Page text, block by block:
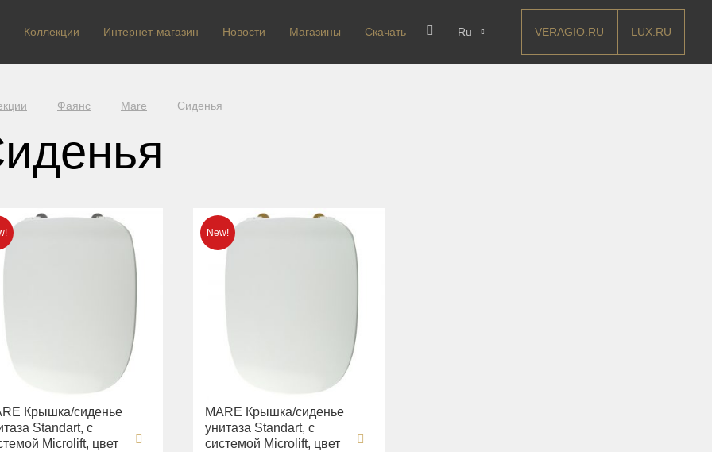
Коллекции Интернет-магазин Новости Магазины Скачать Ru VERAGIO.RU LUX.RU
Фаянс Mare Сиденья
Крышка/сиденье
Standart, с
Microlift, цвет
MARE Крышка/сиденье
унитаза Standart, с
системой Microlift, цвет